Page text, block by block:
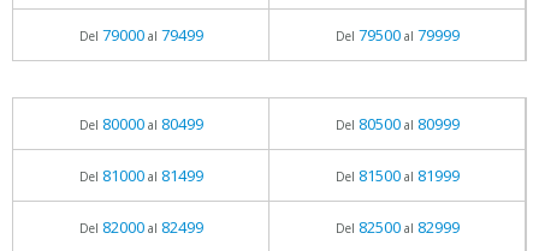
Del 79000al 79499 Del 79500al 79999
Del 80000al 80499 Del 80500al 80999
Del 81000al 81499 Del 81500al 81999
Del 82000al 82499 Del 82500al 82999